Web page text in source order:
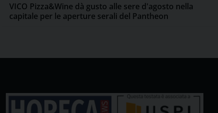
VICO Pizza&Wine dà gusto alle sere d'agosto nella
capitale per le aperture serali del Pantheon